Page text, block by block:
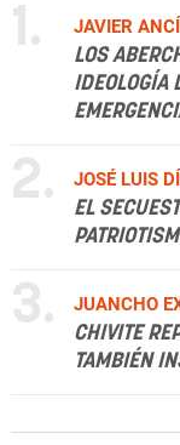
1.
JAVIER
LOS
IDEOLOGÍA
2.
JOSÉ LUIS
EL
3.
JUANCHO
CHIVITE
TAMBIÉN